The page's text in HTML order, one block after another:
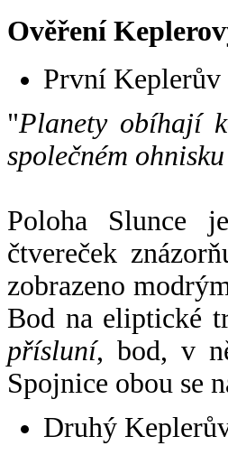
Ověření
První Keplerův
"Planety obíhají
společném
Poloha Slunce
čtvereček
zobrazeno
Bod na eliptické
přísluní, bod, v
Spojnice obou se
Druhý